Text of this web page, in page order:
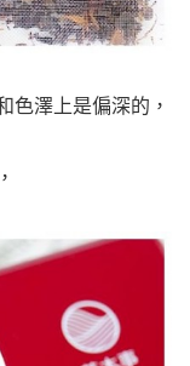
色澤上是偏深的，